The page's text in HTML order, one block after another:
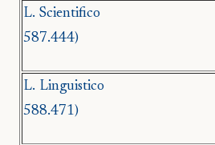
L. Scientifico
587.444)
L. Linguistico
588.471)